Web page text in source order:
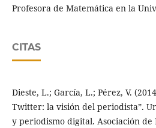
Profesora de Matemática en la
CITAS
Dieste, L.; García, L.; Pérez, V.
Twitter: la visión del periodista”.
y periodismo digital. Asociación de